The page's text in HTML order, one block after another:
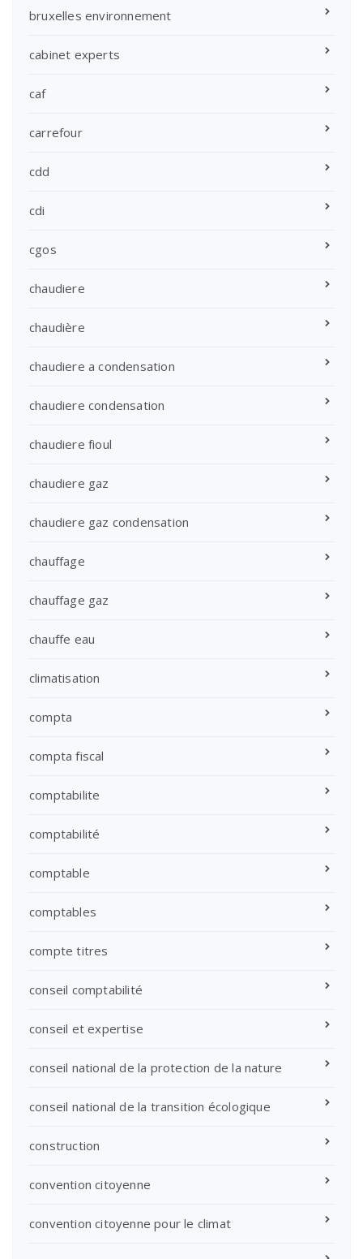
bruxelles environnement
cabinet experts
caf
carrefour
cdd
cdi
cgos
chaudiere
chaudière
chaudiere a condensation
chaudiere condensation
chaudiere fioul
chaudiere gaz
chaudiere gaz condensation
chauffage
chauffage gaz
chauffe eau
climatisation
compta
compta fiscal
comptabilite
comptabilité
comptable
comptables
compte titres
conseil comptabilité
conseil et expertise
conseil national de la protection de la nature
conseil national de la transition écologique
construction
convention citoyenne
convention citoyenne pour le climat